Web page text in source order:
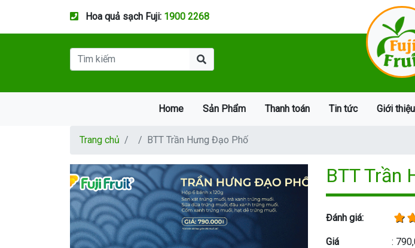
Hoa quả sạch Fuji: 1900 2268
Home Sản Phẩm Thanh toán Tin tức Giới thiệu
Trang chủ BTT Trần Hưng Đạo Phố
BTT Trần
Đánh giá:
Giá :